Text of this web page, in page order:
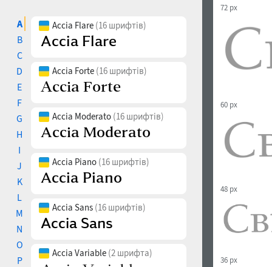
A
B
C
D
E
F
G
H
I
J
K
L
M
N
O
P
Accia Flare (16 шрифтів)
Accia Forte (16 шрифтів)
Accia Moderato (16 шрифтів)
Accia Piano (16 шрифтів)
Accia Sans (16 шрифтів)
Accia Variable (2 шрифта)
72 px
60 px
48 px
36 px